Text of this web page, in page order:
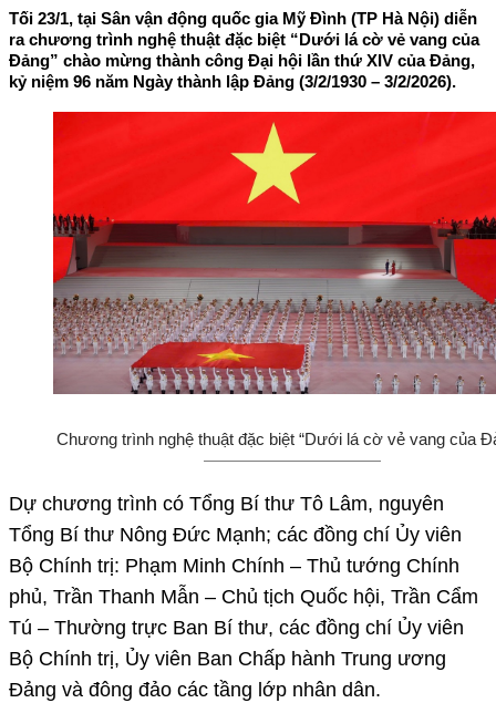
Tối 23/1, tại Sân vận động quốc gia Mỹ Đình (TP Hà Nội) diễn
ra chương trình nghệ thuật đặc biệt “Dưới lá cờ vẻ vang của
Đảng” chào mừng thành công Đại hội lần thứ XIV của Đảng,
kỷ niệm 96 năm Ngày thành lập Đảng (3/2/1930 – 3/2/2026).
Chương trình nghệ thuật đặc biệt “Dưới lá cờ vẻ vang của
Dự chương trình có Tổng Bí thư Tô Lâm, nguyên
Tổng Bí thư Nông Đức Mạnh; các đồng chí Ủy viên
Bộ Chính trị: Phạm Minh Chính – Thủ tướng Chính
phủ, Trần Thanh Mẫn – Chủ tịch Quốc hội, Trần Cẩm
Tú – Thường trực Ban Bí thư, các đồng chí Ủy viên
Bộ Chính trị, Ủy viên Ban Chấp hành Trung ương
Đảng và đông đảo các tầng lớp nhân dân.